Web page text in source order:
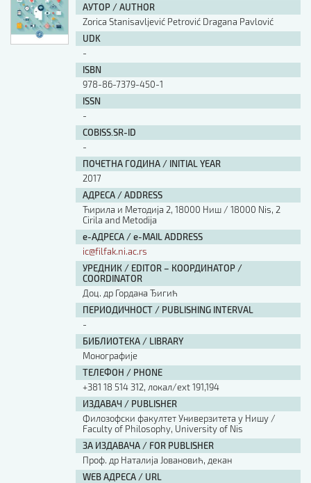
АУТОР / AUTHOR
Zorica Stanisavljević Petrović Dragana Pavlović
UDK
-
ISBN
978-86-7379-450-1
ISSN
-
COBISS.SR-ID
-
ПОЧЕТНА ГОДИНА / INITIAL YEAR
2017
АДРЕСА / ADDRESS
Ћирила и Методија 2, 18000 Ниш / 18000 Nis, 2
Cirila and Metodija
е-АДРЕСА / e-MAIL ADDRESS
ic@filfak.ni.ac.rs
УРЕДНИК / EDITOR – КООРДИНАТОР /
COORDINATOR
Доц. др Гордана Ђигић
ПЕРИОДИЧНОСТ / PUBLISHING INTERVAL
-
БИБЛИОТЕКА / LIBRARY
Монографије
ТЕЛЕФОН / PHONE
+381 18 514 312, локал/ext 191,194
ИЗДАВАЧ / PUBLISHER
Филозофски факултет Универзитета у Нишу /
Faculty of Philosophy, University of Nis
ЗА ИЗДАВАЧА / FOR PUBLISHER
Проф. др Наталија Јовановић, декан
WEB АДРЕСА / URL